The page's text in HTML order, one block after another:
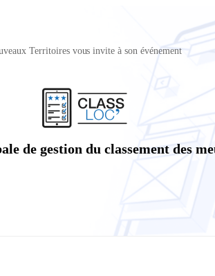
Territoires vous invite à son événement
de gestion du classement des